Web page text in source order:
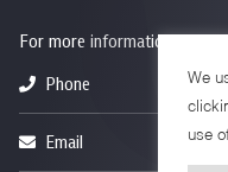
For more information please
Phone
Email
We
use